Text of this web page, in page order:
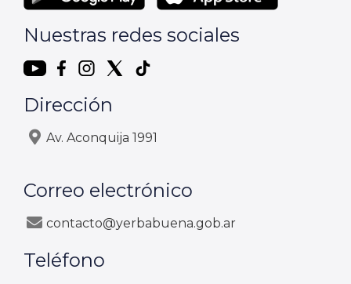
Nuestras redes sociales
Dirección
Av. Aconquija 1991
Correo electrónico
contacto@yerbabuena.gob.ar
Teléfono